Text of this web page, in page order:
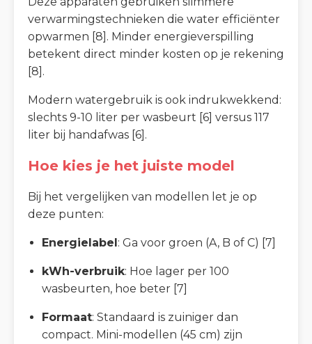
verwarmingstechnieken die water efficiënter
opwarmen [8]. Minder energieverspilling
betekent direct minder kosten op je rekening
[8].
Modern watergebruik is ook indrukwekkend:
slechts 9-10 liter per wasbeurt [6] versus 117
liter bij handafwas [6].
Hoe kies je het juiste model
Bij het vergelijken van modellen let je op
deze punten:
Energielabel: Ga voor groen (A, B of C) [7]
kWh-verbruik: Hoe lager per 100
wasbeurten, hoe beter [7]
Formaat: Standaard is zuiniger dan
compact. Mini-modellen (45 cm) zijn